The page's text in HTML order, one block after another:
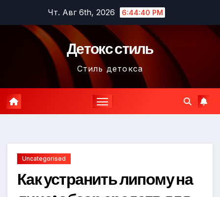
содержимому
Чт. Авг 6th, 2026 6:44:41 PM
Детокс стиль
Стиль детокса
Uncategorised
Как устранить липому на